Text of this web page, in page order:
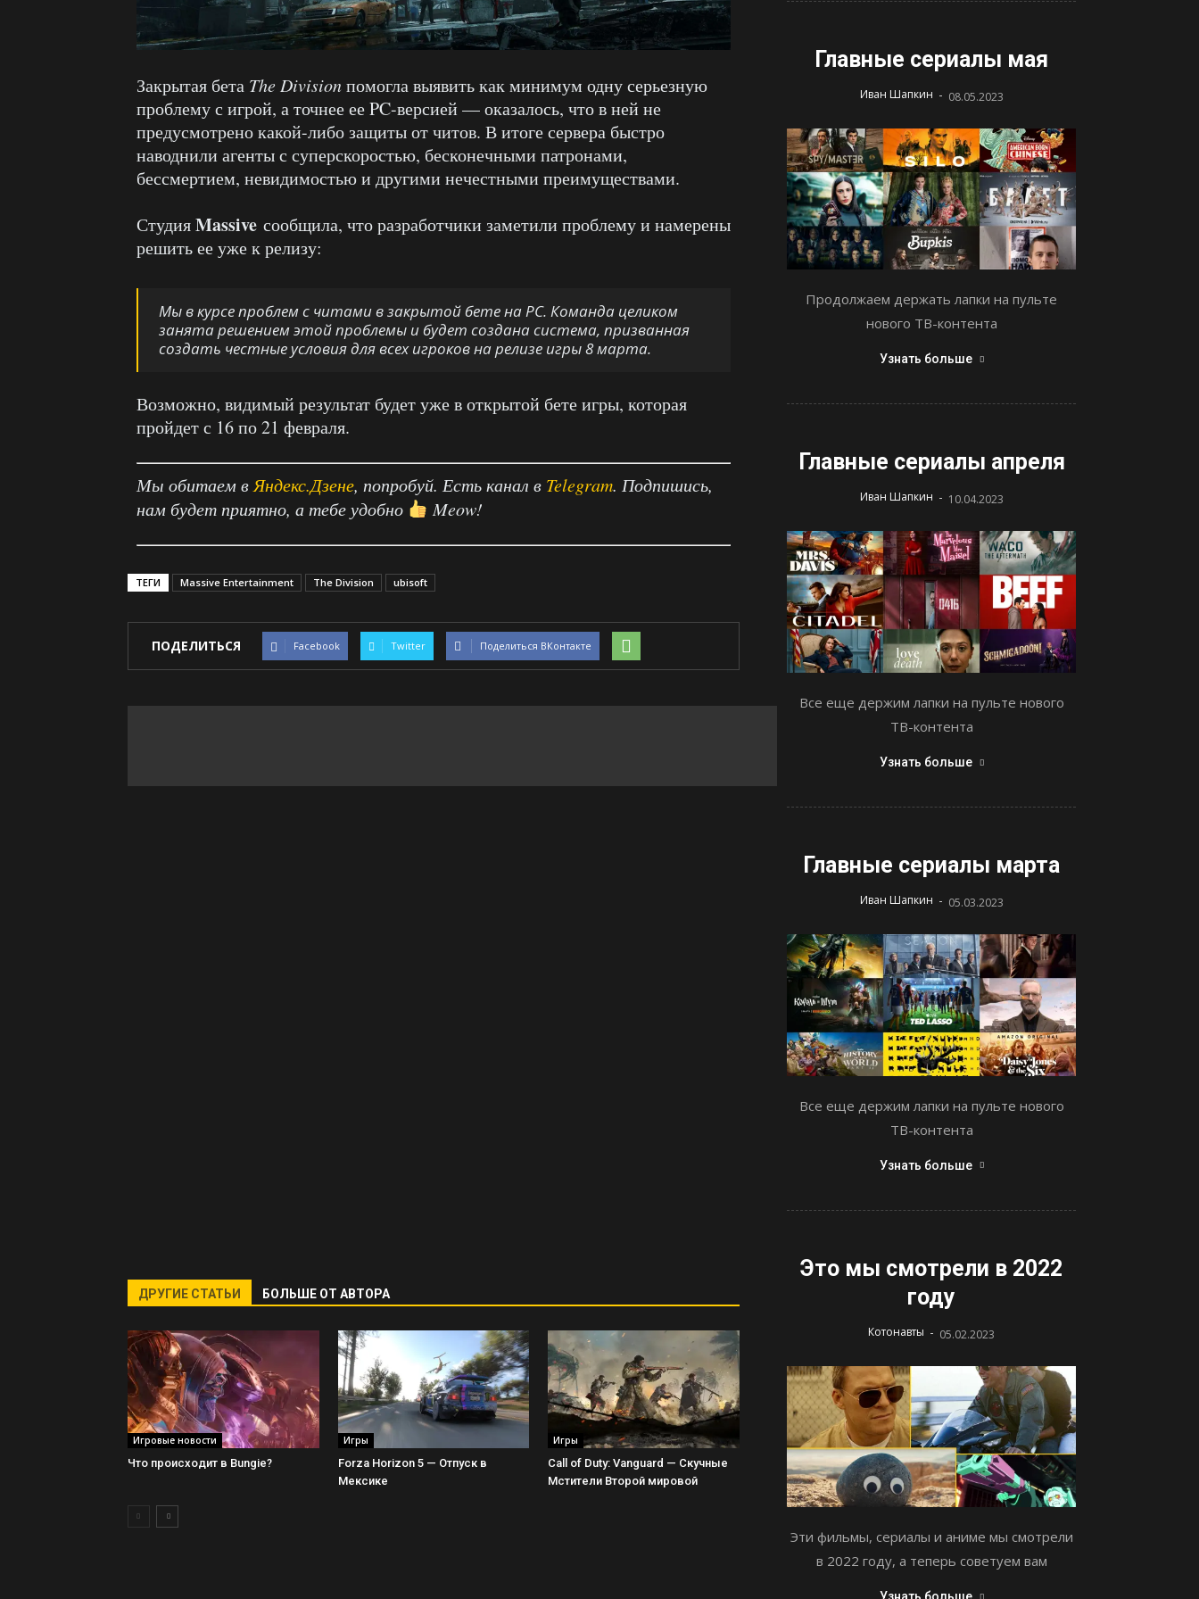
Закрытая бета The Divisionпомогла выявить как минимум одну серьезную
проблему с игрой, а точнее ее PC-версией — оказалось, что в ней не
предусмотрено какой-либо защиты от читов. В итоге сервера быстро
наводнили агенты с суперскоростью, бесконечными патронами,
бессмертием, невидимостью и другими нечестными преимуществами.
СтудияMassive сообщила, что разработчики заметили проблему и намерены
решить ее уже к релизу:
Мы в курсе проблем с читами в закрытой бете на PC. Команда целиком
занята решением этой проблемы и будет создана система, призванная
создать честные условия для всех игроков на релизе игры 8 марта.
Возможно, видимый результат будет уже в открытой бете игры, которая
пройдет с 16 по 21 февраля.
Мы обитаем в Яндекс.Дзене, попробуй. Есть канал в Telegram. Подпишись,
нам будет приятно, а тебе удобно
Meow!
ТЕГИ Massive Entertainment The Division ubisoft
ПОДЕЛИТЬСЯ Facebook Twitter Поделиться ВКонтакте
ДРУГИЕ СТАТЬИ БОЛЬШЕ ОТ АВТОРА
Игровые новости
Что происходит в Bungie?
Игры
Forza Horizon 5 — Отпуск в
Мексике
Игры
Call of Duty: Vanguard — Скучные
Мстители Второй мировой
Главные сериалы мая
Иван Шапкин - 08.05.2023
Продолжаем держать лапки на пульте
нового ТВ-контента
Узнать больше
Главные сериалы апреля
Иван Шапкин - 10.04.2023
Все еще держим лапки на пульте нового
ТВ-контента
Узнать больше
Главные сериалы марта
Иван Шапкин - 05.03.2023
Все еще держим лапки на пульте нового
ТВ-контента
Узнать больше
Это мы смотрели в 2022
году
Котонавты - 05.02.2023
Эти фильмы, сериалы и аниме мы смотрели
в 2022 году, а теперь советуем вам